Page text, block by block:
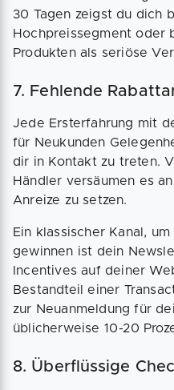
30 Tagen zeigst du dich
Hochpreissegment oder
Produkten als seriöse
7. Fehlende
Jede Ersterfahrung mit
für Neukunden
dir in Kontakt zu treten.
Händler versäumen es
Anreize zu setzen.
Ein klassischer Kanal,
gewinnen ist dein
Incentives auf deiner
Bestandteil einer
zur Neuanmeldung für
üblicherweise 10-20
8. Überflüssige